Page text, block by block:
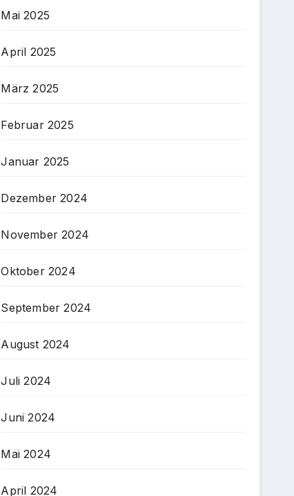
Mai 2025
April 2025
März 2025
Februar 2025
Januar 2025
Dezember 2024
November 2024
Oktober 2024
September 2024
August 2024
Juli 2024
Juni 2024
Mai 2024
April 2024